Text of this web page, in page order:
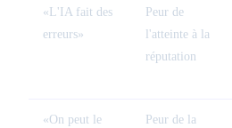
«L'IA fait des
erreurs»
Peur de
l'atteinte à la
réputation
«On peut le
Peur de la